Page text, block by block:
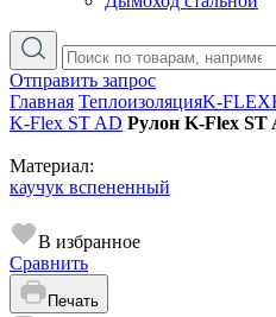
Отправить запрос
Главная ТеплоизоляцияK-FLEX
K-Flex ST AD Рулон K-Flex ST
Материал:
каучук вспененный
В избранное
Сравнить
Печать